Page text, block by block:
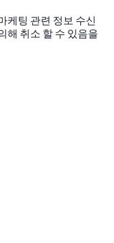
케팅 관련 정보 수신
해 취소 할 수 있음을